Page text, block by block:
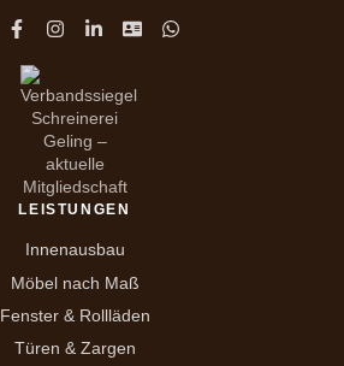
LEISTUNGEN
Innenausbau
Möbel nach Maß
Fenster & Rollläden
Türen & Zargen